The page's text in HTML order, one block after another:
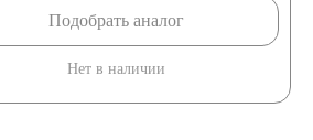
Подобрать аналог
Нет в наличии